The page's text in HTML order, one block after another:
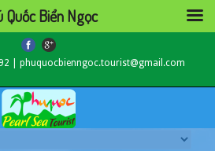
| phuquocbienngoc.tourist@gmail.com
Quốc Biển Ngọc